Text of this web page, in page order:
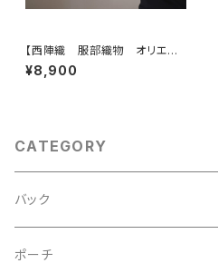
【西陣織 服部織物 オリエン
ト更紗 華紋様 薄グリーン・シ
ルバー シルク帯リメイク トー
¥8,900
CATEGORY
バック
2Wayクラッチバッグ＆ハンドバッグ
ポーチ